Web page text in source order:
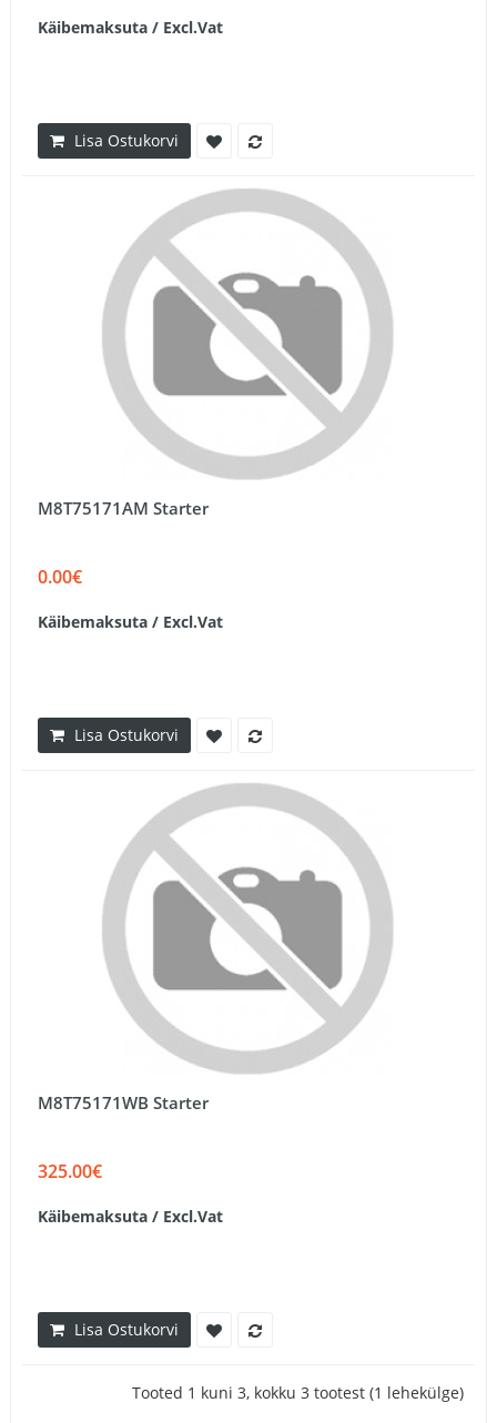
Käibemaksuta / Excl.Vat
Lisa Ostukorvi
M8T75171AM Starter
0.00€
Käibemaksuta / Excl.Vat
Lisa Ostukorvi
M8T75171WB Starter
325.00€
Käibemaksuta / Excl.Vat
Lisa Ostukorvi
Tooted 1 kuni 3, kokku 3 tootest (1 lehekülge)